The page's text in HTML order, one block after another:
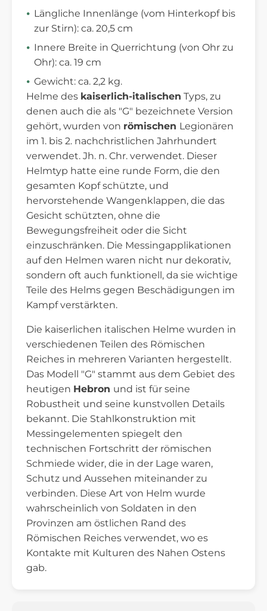
Längliche Innenlänge (vom Hinterkopf bis
zur Stirn): ca. 20,5 cm
Innere Breite in Querrichtung (von Ohr zu
Ohr): ca. 19 cm
Gewicht: ca. 2,2 kg.
Helme des kaiserlich-italischen Typs, zu
denen auch die als "G" bezeichnete Version
gehört, wurden von römischen Legionären
im 1. bis 2. nachchristlichen Jahrhundert
verwendet. Jh. n. Chr. verwendet. Dieser
Helmtyp hatte eine runde Form, die den
gesamten Kopf schützte, und
hervorstehende Wangenklappen, die das
Gesicht schützten, ohne die
Bewegungsfreiheit oder die Sicht
einzuschränken. Die Messingapplikationen
auf den Helmen waren nicht nur dekorativ,
sondern oft auch funktionell, da sie wichtige
Teile des Helms gegen Beschädigungen im
Kampf verstärkten.
Die kaiserlichen italischen Helme wurden in
verschiedenen Teilen des Römischen
Reiches in mehreren Varianten hergestellt.
Das Modell "G" stammt aus dem Gebiet des
heutigen Hebron und ist für seine
Robustheit und seine kunstvollen Details
bekannt. Die Stahlkonstruktion mit
Messingelementen spiegelt den
technischen Fortschritt der römischen
Schmiede wider, die in der Lage waren,
Schutz und Aussehen miteinander zu
verbinden. Diese Art von Helm wurde
wahrscheinlich von Soldaten in den
Provinzen am östlichen Rand des
Römischen Reiches verwendet, wo es
Kontakte mit Kulturen des Nahen Ostens
gab.